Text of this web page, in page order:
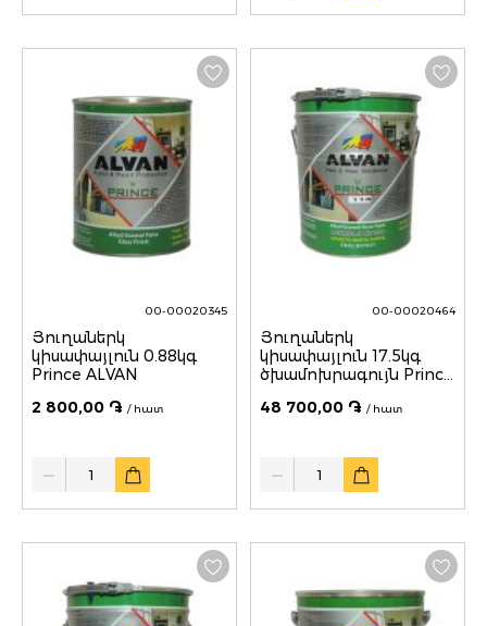
00-00020345
Յուղաներկ
կիսափայլուն 0.88կգ
Prince ALVAN
2 800,00 ֏ / հատ
00-00020464
Յուղաներկ
կիսափայլուն 17.5կգ
ծխամոխրագույն Prince
48 700,00 ֏ / հատ